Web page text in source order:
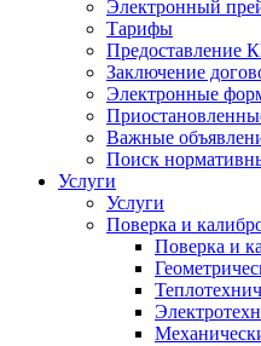
Электронный
Тарифы
Предоставление
Заключение
Электронные
Важные
Поиск
Услуги
Услуги
Поверка и
Поверка и